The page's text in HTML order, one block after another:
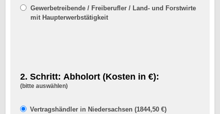
Gewerbetreibende / Freiberufler / Land- und Forstwirte
mit Haupterwerbstätigkeit
2. Schritt: Abholort (Kosten in €):
(bitte auswählen)
Vertragshändler in Niedersachsen (1844,50 €)